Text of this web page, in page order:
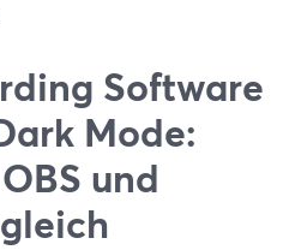
Software
Mode:
und